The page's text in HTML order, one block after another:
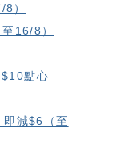
）
16/8）
點心
即減$6（至